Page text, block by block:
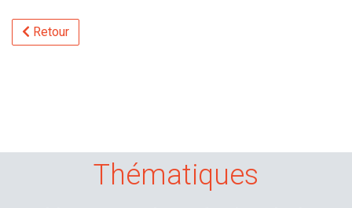
Retour
Thématiques